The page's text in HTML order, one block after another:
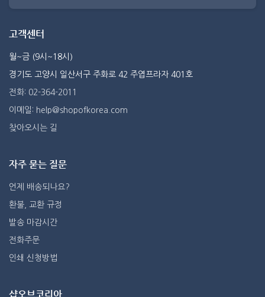
고객센터
월~금 (9시~18시)
경기도 고양시 일산서구 주화로 42 주엽프라자 401호
전화: 02-364-2011
이메일: help@shopofkorea.com
찾아오시는 길
자주 묻는 질문
언제 배송되나요?
환불, 교환 규정
발송 마감시간
전화주문
인쇄 신청방법
샵오브코리아